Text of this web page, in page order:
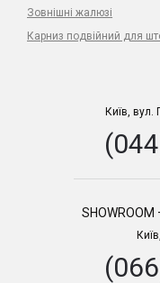
Зовнішні жалюзі
Карниз подвійний для
Київ, вул.
SHOWROOM